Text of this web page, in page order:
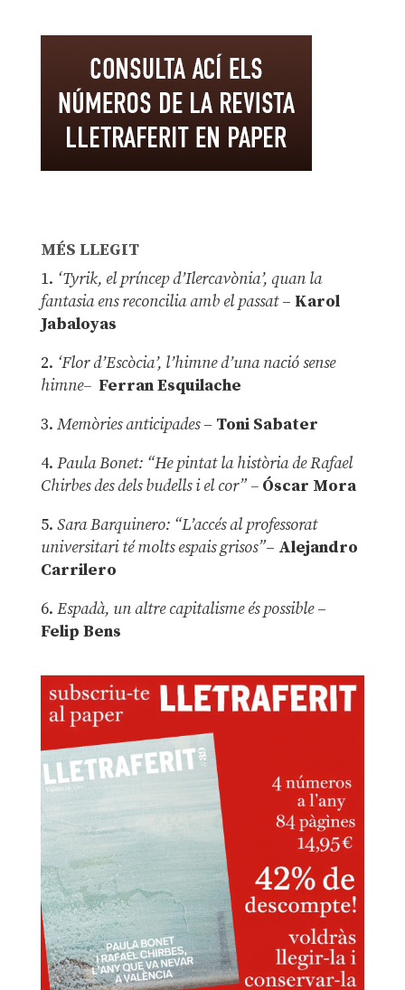
MÉS LLEGIT
1. ‘Tyrik, el príncep d’Ilercavònia’, quan la
fantasia ens reconcilia amb el passat– Karol
Jabaloyas
2. ‘Flor d’Escòcia’, l’himne d’una nació sense
himne– Ferran Esquilache
3. Memòries anticipades– Toni Sabater
4. Paula Bonet: “He pintat la història de Rafael
Chirbes des dels budells i el cor” –Óscar Mora
5. Sara Barquinero: “L’accés al professorat
universitari té molts espais grisos”– Alejandro
Carrilero
6. Espadà, un altre capitalisme és possible –
Felip Bens